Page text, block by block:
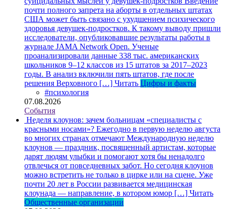
почти полного запрета на аборты в отдельных штатах
США может быть связано с ухудшением психического
здоровья девушек-подростков. К такому выводу пришли
исследователи, опубликовавшие результаты работы в
журнале JAMA Network Open. Ученые
проанализировали данные 338 тыс. американских
школьников 9–12 классов из 15 штатов за 2017–2023
годы. В анализ включили пять штатов, где после
решения Верховного […] Читать Цифры и факты
#психология
07.08.2026
События
Неделя клоунов: зачем больницам «специалисты с
красными носами»? Ежегодно в первую неделю августа
во многих странах отмечают Международную неделю
клоунов — праздник, посвященный артистам, которые
дарят людям улыбки и помогают хотя бы ненадолго
отвлечься от повседневных забот. Но сегодня клоунов
можно встретить не только в цирке или на сцене. Уже
почти 20 лет в России развивается медицинская
клоунада — направление, в котором юмор […] Читать
Общественные организации